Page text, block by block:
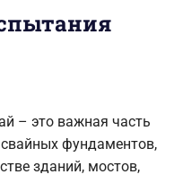
– это важная часть
фундаментов,
зданий, мостов,